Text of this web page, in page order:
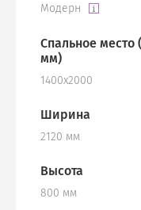
Модерн
Спальное место
мм)
1400х2000
Ширина
2120 мм
Высота
800 мм